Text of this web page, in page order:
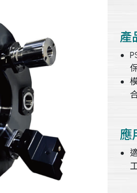
產
應